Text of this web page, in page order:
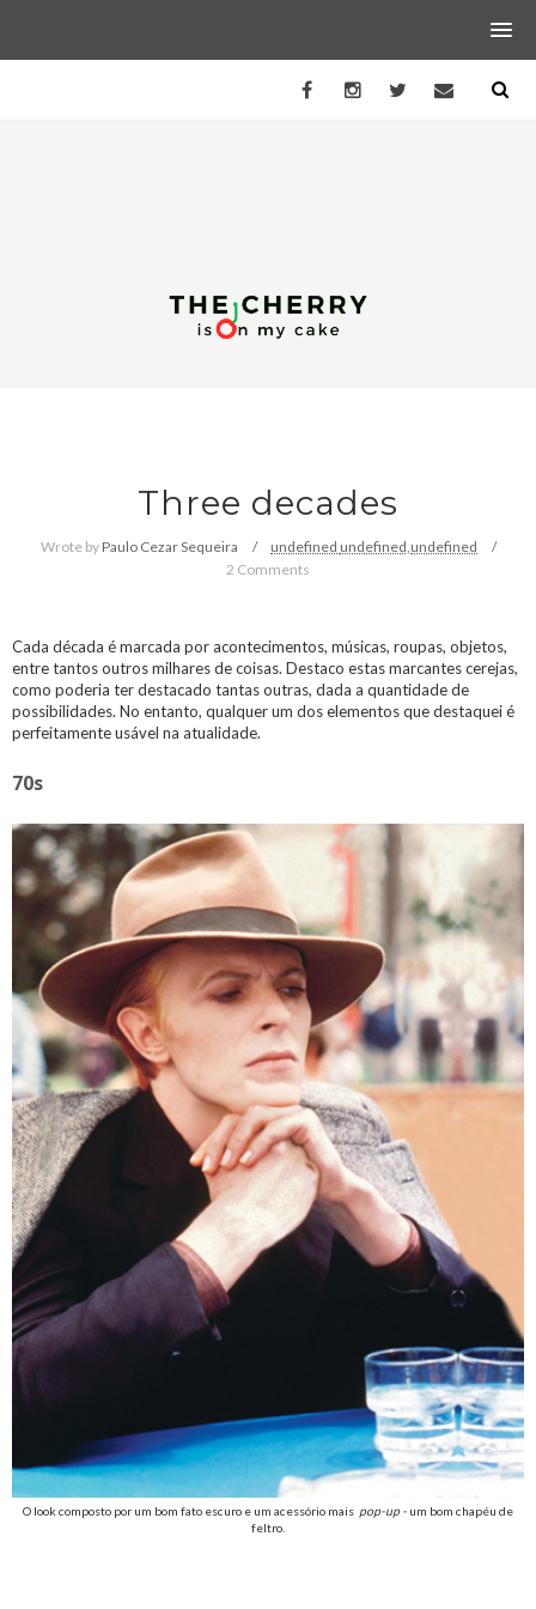
Three decades
Wrote by Paulo Cezar Sequeira undefined undefined, undefined
2 Comments
Cada década é marcada por acontecimentos, músicas, roupas, objetos,
entre tantos outros milhares de coisas. Destaco estas marcantes cerejas,
como poderia ter destacado tantas outras, dada a quantidade de
possibilidades. No entanto, qualquer um dos elementos que destaquei é
perfeitamente usável na atualidade.
70s
O look composto por um bom fato escuro e um acessório mais pop-up - um bom chapéu de
feltro.